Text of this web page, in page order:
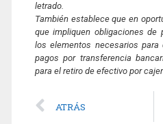
letrado.
También establece que en
que impliquen obligaciones de
los elementos necesarios
pagos por transferencia
para el retiro de efectivo por
ATRÁS